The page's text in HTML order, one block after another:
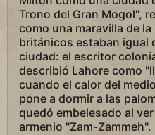
Trono del Gran Mogol",
como una maravilla de
británicos estaban igual
ciudad: el escritor
describió Lahore como
cuando el calor del
pone a dormir a las
quedó embelesado al
armenio "Zam-Zammeh".